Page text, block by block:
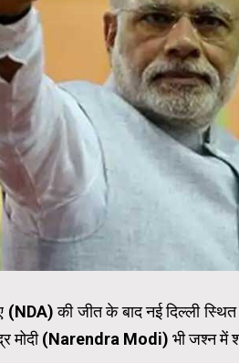
(NDA) की जीत के बाद नई दिल्ली स्थित
मोदी (Narendra Modi) भी जश्न में